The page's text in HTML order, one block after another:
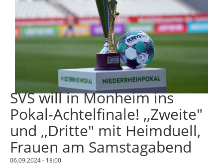
SVS will in Monheim ins
Pokal-Achtelfinale! ,,Zweite"
und ,,Dritte" mit Heimduell,
Frauen am Samstagabend
06.09.2024 - 18:00